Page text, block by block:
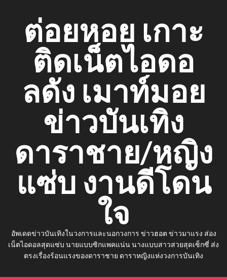
contentต่อยหอย เกาะ
ติดเน็ตไอดอ
ลดัง เมาท์มอย
ข่าวบันเทิง
ดาราชาย/หญิง
แซ่บ งานดีโดน
ใจ
อัพเดดข่าวบันเทิงในวงการและนอกวงการ ข่าวฮอต ข่าวมาแรง ส่อง
เน็ตไอดอลสุดแซ่บ นายแบบซิกแพคแน่น นางแบบสาวสวยสุดเซ็กซี่ ส่ง
ตรงเรื่องร้อนแรงของดาราชาย ดาราหญิงแห่งวงการบันเทิง